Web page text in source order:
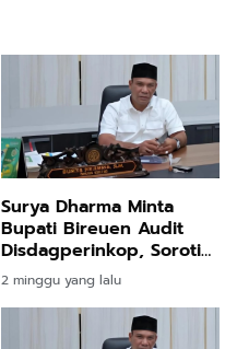
Surya Dharma Minta
Bupati Bireuen Audit
Disdagperinkop, Soroti
Integritas PAD
2 minggu yang lalu